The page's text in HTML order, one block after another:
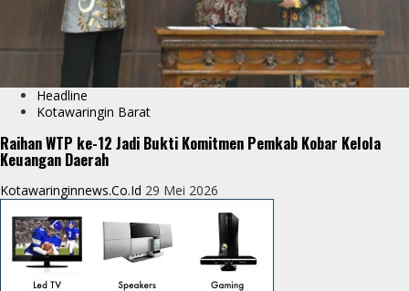
Headline
Kotawaringin Barat
Raihan WTP ke-12 Jadi Bukti Komitmen Pemkab Kobar Kelola
Keuangan Daerah
Kotawaringinnews.co.id 29 Mei 2026